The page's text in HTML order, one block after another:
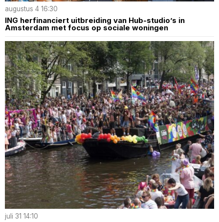
augustus 4 16:30
ING herfinanciert uitbreiding van Hub-studio’s in
Amsterdam met focus op sociale woningen
juli 31 14:10